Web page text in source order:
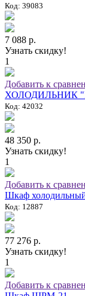
Код: 39083
7 088 р.
Узнать скидку!
1
Добавить к
ХОЛОДИЛЬНИК
Код: 42032
48 350 р.
Узнать скидку!
1
Добавить к
Шкаф
Код: 12887
77 276 р.
Узнать скидку!
1
Добавить к